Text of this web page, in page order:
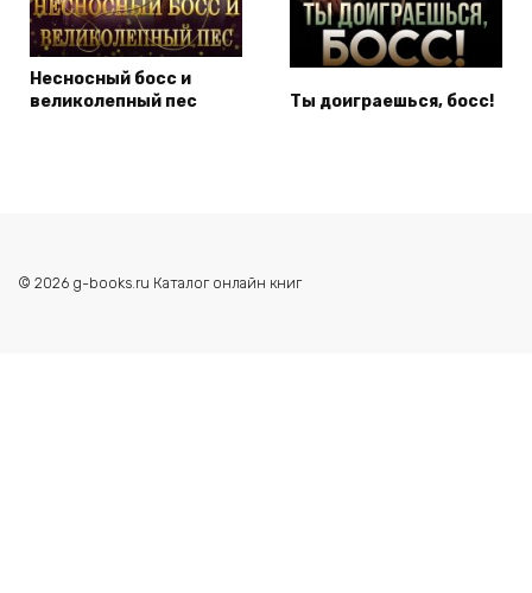
Несносный босс и
великолепный пес
Ты доиграешься, босс!
© 2026 g-books.ru Каталог онлайн книг